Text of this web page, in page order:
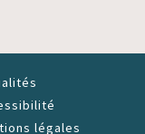
légales